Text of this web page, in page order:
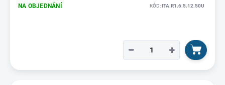
NA OBJEDNÁNÍ KÓD:ITA.R1.6.5.12.50U
+
−